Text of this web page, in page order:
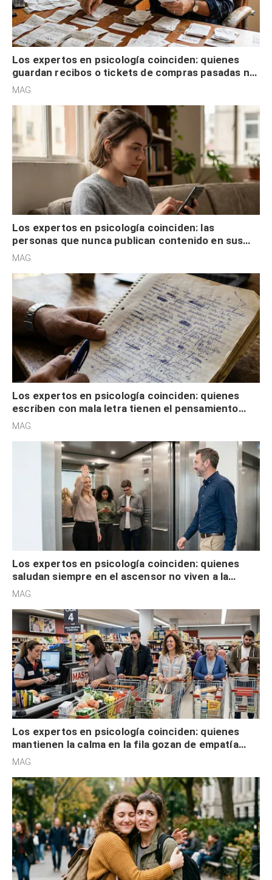
Los expertos en psicología coinciden: quienes
guardan recibos o tickets de compras pasadas no
son acumuladores, sino que tienen necesidad de
MAG.
Los expertos en psicología coinciden: las
personas que nunca publican contenido en sus
redes sociales no pretenden buscar validación
MAG.
Los expertos en psicología coinciden: quienes
escriben con mala letra tienen el pensamiento
acelerado y no lo hacen por desinterés
MAG.
Los expertos en psicología coinciden: quienes
saludan siempre en el ascensor no viven a la
defensiva y tienen apertura social
MAG.
Los expertos en psicología coinciden: quienes
mantienen la calma en la fila gozan de empatía
cognitiva, gratitud y no solo tienen autocontrol
MAG.